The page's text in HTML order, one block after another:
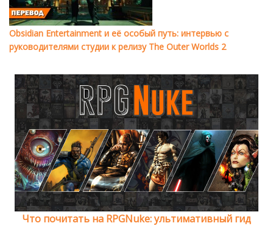
Obsidian Entertainment и её особый путь: интервью с
руководителями студии к релизу The Outer Worlds 2
Что почитать на RPGNuke: ультимативный гид